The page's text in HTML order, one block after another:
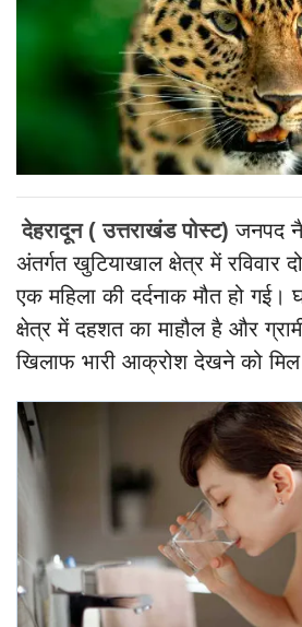
देहरादून ( उत्तराखंड पोस्ट) जनपद
अंतर्गत खुटियाखाल क्षेत्र में रविवार
एक महिला की दर्दनाक मौत हो
क्षेत्र में दहशत का माहौल है और
खिलाफ भारी आक्रोश देखने को मिल